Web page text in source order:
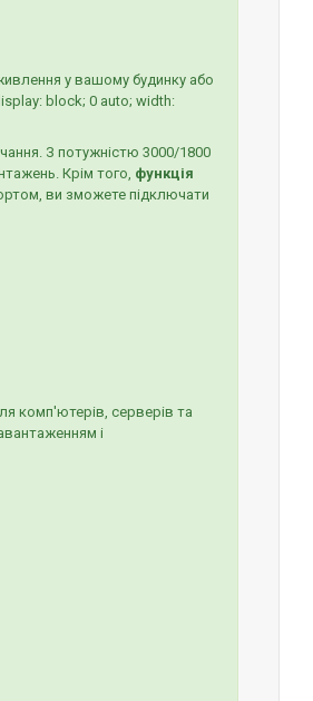
у вашому будинку або
block; 0 auto; width:
З потужністю 3000/1800
Крім того, функція
ви зможете підключати
комп'ютерів, серверів та
і